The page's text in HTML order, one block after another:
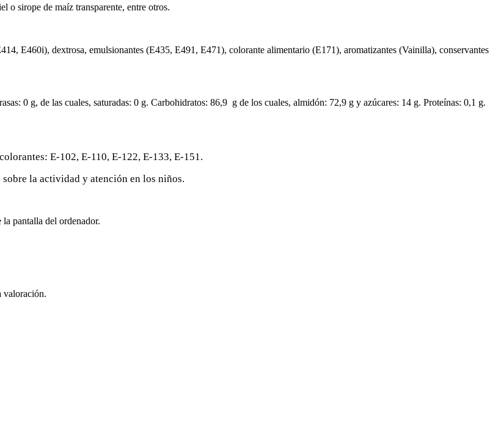
o sirope de maíz transparente, entre otros.
E460i), dextrosa, emulsionantes (E435, E491, E471), colorante alimentario (E171), aromatizantes (Vainilla), conservantes
0 g, de las cuales, saturadas: 0 g. Carbohidratos: 86,9 g de los cuales, almidón: 72,9 g y azúcares: 14 g. Proteínas: 0,1 g.
E-102, E-110, E-122, E-133, E-151.
la actividad y atención en los niños.
pantalla del ordenador.
valoración.